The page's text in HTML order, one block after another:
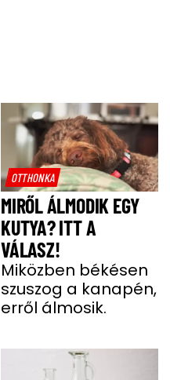
OTTHONKA
MIRŐL ÁLMODIK EGY
KUTYA? ITT A
VÁLASZ!
Miközben békésen
szuszog a kanapén,
erről álmosik.